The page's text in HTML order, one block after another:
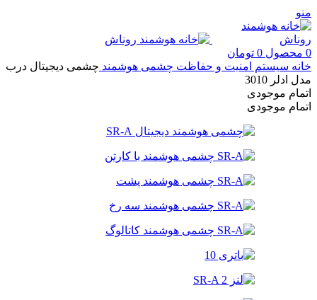
منو
0 محصول 0 تومان
خانه سیستم امنیت و حفاظت چشمی هوشمند چشمی دیجیتال درب
مدل ادلر 3010
اتمام موجودی
اتمام موجودی